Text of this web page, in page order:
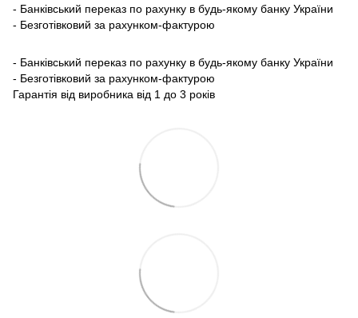
- Банківський переказ по рахунку в будь-якому банку України
- Безготівковий за рахунком-фактурою
- Банківський переказ по рахунку в будь-якому банку України
- Безготівковий за рахунком-фактурою
Гарантія від виробника від 1 до 3 років